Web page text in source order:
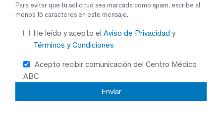
Para evitar que tu solicitud sea marcada como spam, escribe al
menos 15 caracteres en este mensaje.
He leído y acepto el Aviso de Privacidad y
Términos y Condiciones
Acepto recibir comunicación del Centro Médico
ABC